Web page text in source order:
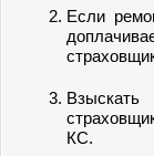
Если
КС.